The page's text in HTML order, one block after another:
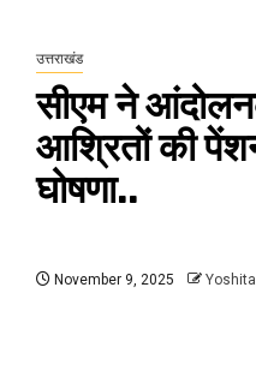
उत्तराखंड
सीएम ने
आश्रितों की
घोषणा..
November 9, 2025